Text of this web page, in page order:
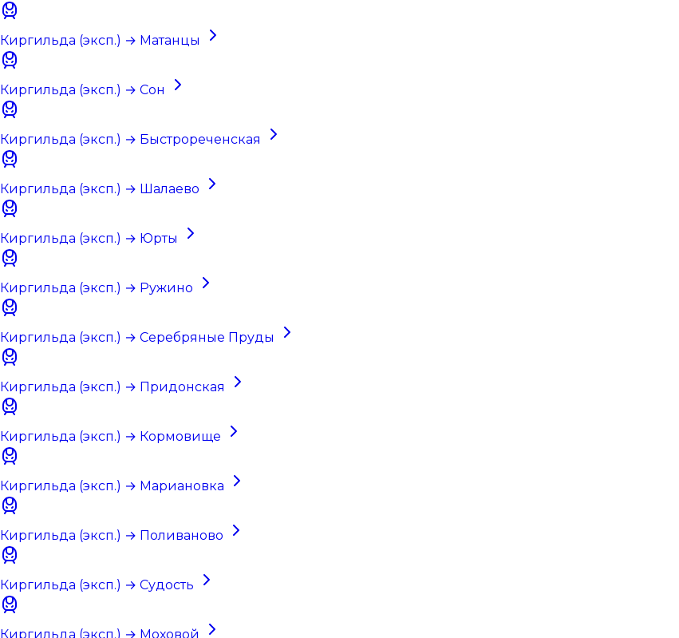
Киргильда (эксп.) → Матанцы
Киргильда (эксп.) → Сон
Киргильда (эксп.) → Быстрореченская
Киргильда (эксп.) → Шалаево
Киргильда (эксп.) → Юрты
Киргильда (эксп.) → Ружино
Киргильда (эксп.) → Серебряные Пруды
Киргильда (эксп.) → Придонская
Киргильда (эксп.) → Кормовище
Киргильда (эксп.) → Мариановка
Киргильда (эксп.) → Поливаново
Киргильда (эксп.) → Судость
Киргильда (эксп.) → Моховой